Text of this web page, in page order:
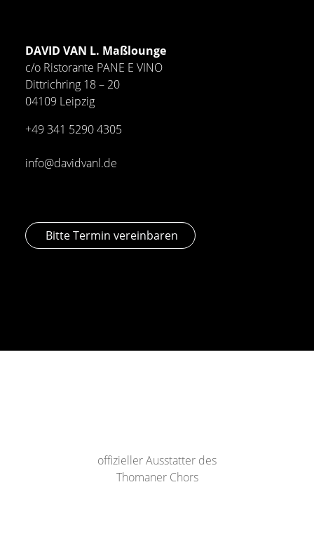
DAVID VAN L. Maßlounge
c/o Ristorante PANE E VINO
Dittrichring 18 – 20
04109 Leipzig
+49 341 5290 4305
info@davidvanl.de
Bitte Termin vereinbaren
offizieller Ausstatter des
Thomaner Chors